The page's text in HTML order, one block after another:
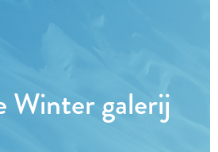
Winter galerij